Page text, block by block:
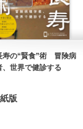
寿の“賢食”術 冒険病
、世界で健診する
紙版